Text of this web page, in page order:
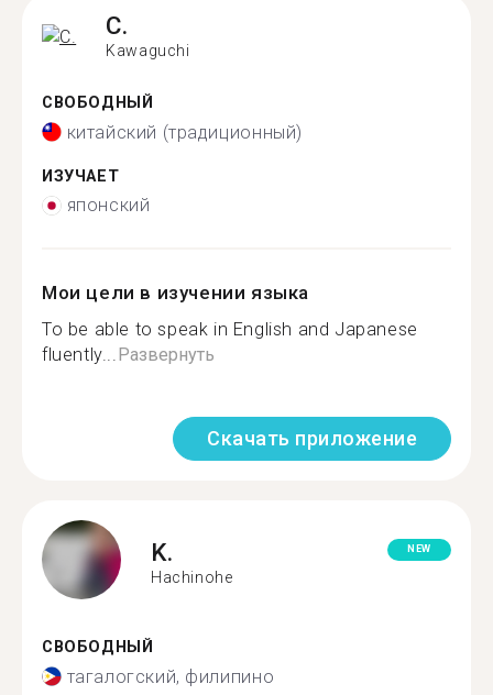
C.
Kawaguchi
СВОБОДНЫЙ
китайский (традиционный)
ИЗУЧАЕТ
японский
Мои цели в изучении языка
To be able to speak in English and Japanese
fluently...Развернуть
Скачать приложение
K.
Hachinohe
NEW
СВОБОДНЫЙ
тагалогский, филипино